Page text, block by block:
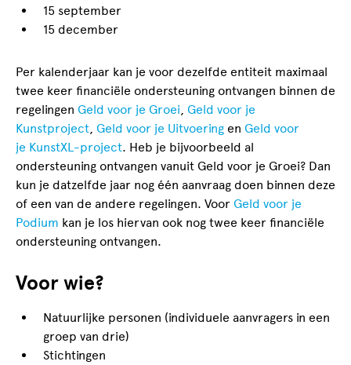
15 september
15 december
Per kalenderjaar kan je voor dezelfde entiteit maximaal
twee keer financiële ondersteuning ontvangen binnen de
regelingen Geld voor je Groei, Geld voor je
Kunstproject, Geld voor je Uitvoering en Geld voor
je KunstXL-project. Heb je bijvoorbeeld al
ondersteuning ontvangen vanuit Geld voor je Groei? Dan
kun je datzelfde jaar nog één aanvraag doen binnen deze
of een van de andere regelingen. Voor Geld voor je
Podium kan je los hiervan ook nog twee keer financiële
ondersteuning ontvangen.
Voor wie?
Natuurlijke personen (individuele aanvragers in een
groep van drie)
Stichtingen